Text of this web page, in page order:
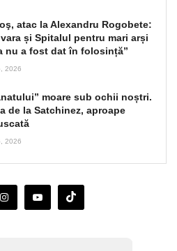
atac la Alexandru Rogobete:
vara și Spitalul pentru mari arși
nu a fost dat în folosință”
2026
moare sub ochii noștri.
de la Satchinez, aproape
2026